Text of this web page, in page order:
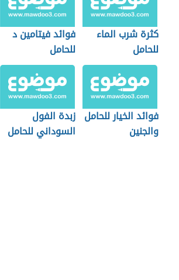
كثرة شرب الماء
للحامل
فوائد فيتامين د
للحامل
فوائد الخيار للحامل
والجنين
زبدة الفول
السوداني للحامل